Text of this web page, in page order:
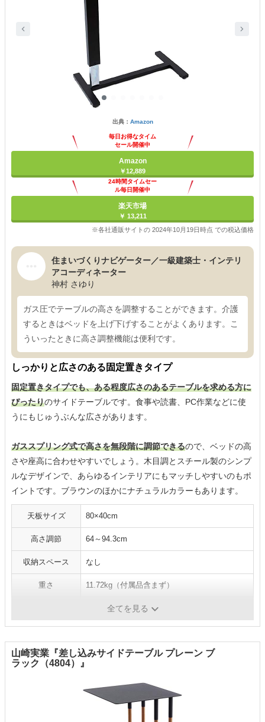
出典： Amazon
毎日お得なタイム
セール開催中
Amazon
￥12,889
24時間タイムセー
ル毎日開催中
楽天市場
￥ 13,211
※各社通販サイトの 2024年10月19日時点 での税込価格
住まいづくりナビゲーター／一級建築士・インテリ
アコーディネーター
神村 さゆり
ガス圧でテーブルの高さを調整することができます。介護
するときはベッドを上げ下げすることがよくあります。こ
ういったときに高さ調整機能は便利です。
しっかりと広さのある固定置きタイプ
固定置きタイプでも、ある程度広さのあるテーブルを求める方に
ぴったりのサイドテーブルです。食事や読書、PC作業などに使
うにもじゅうぶんな広さがあります。
ガススプリング式で高さを無段階に調節できるので、ベッドの高
さや座高に合わせやすいでしょう。木目調とスチール製のシンプ
ルなデザインで、あらゆるインテリアにもマッチしやすいのもポ
イントです。ブラウンのほかにナチュラルカラーもあります。
天板サイズ 80×40cm
高さ調節 64～94.3cm
収納スペース なし
重さ 11.72kg（付属品含まず）
全てを見る
山崎実業『差し込みサイドテーブル プレーン ブ
ラック（4804）』